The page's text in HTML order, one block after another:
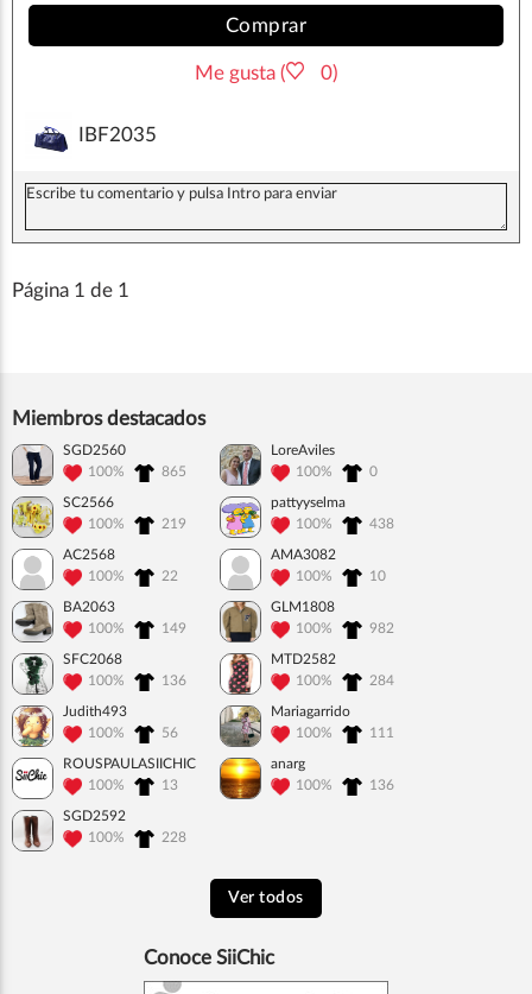
Comprar
Me gusta ( 0)
IBF2035
Página 1 de 1
Miembros destacados
SGD2560
100%
865
LoreAviles
100%
0
SC2566
100%
219
pattyyselma
100%
438
AC2568
100%
22
AMA3082
100%
10
BA2063
100%
149
GLM1808
100%
982
SFC2068
100%
136
MTD2582
100%
284
Judith493
100%
56
Mariagarrido
100%
111
ROUSPAULASIICHIC
100%
13
anarg
100%
136
SGD2592
100%
228
Ver todos
Conoce SiiChic